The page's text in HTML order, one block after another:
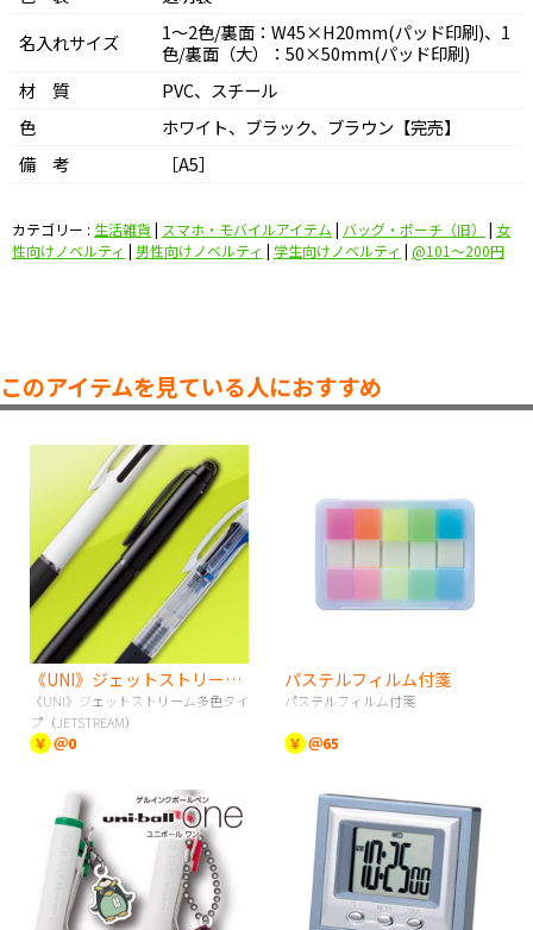
名入れサイズ
1～2色/裏面：W45×H20mm(パッド印刷)、1
色/裏面（大）：50×50mm(パッド印刷)
材 質
PVC、スチール
色
ホワイト、ブラック、ブラウン【完売】
備 考
［A5］
カテゴリー : 生活雑貨| スマホ・モバイルアイテム | バッグ・ポーチ（旧） | 女
性向けノベルティ | 男性向けノベルティ | 学生向けノベルティ | @101〜200円
このアイテムを見ている人におすすめ
《UNI》ジェットストリーム多色タイプ（JETSTREAM）
《UNI》ジェットストリーム多色タイ
プ（JETSTREAM）
￥ ＠0
パステルフィルム付箋
パステルフィルム付箋
￥ ＠65